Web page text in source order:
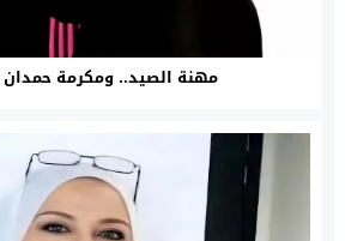
مهنة الصيد.. ومكرمة